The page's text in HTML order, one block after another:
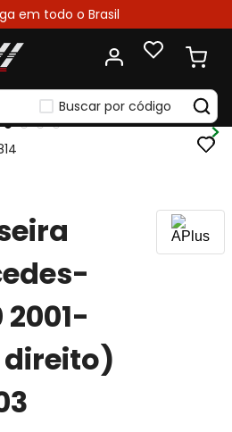
em todo o Brasil
Buscar por código
2001-
direito)